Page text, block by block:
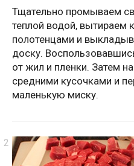
Тщательно промываем
теплой водой,
полотенцами и
доску.
от жил и пленки. Затем
средними кусочками и
маленькую миску.